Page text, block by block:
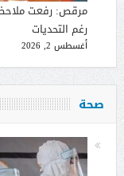
مرقص: رفعت
رغم التحديات
أغسطس 2, 2026
صحة